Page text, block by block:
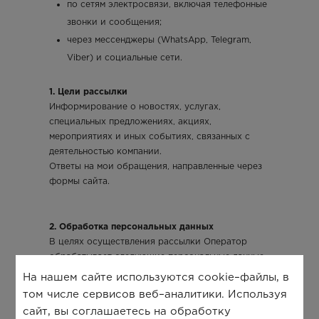
по сетям электросвязи, включая телефонные
звонки и сообщения;
через мессенджеры (WhatsApp, Telegram,
Viber) и социальные сети.
1. Цели рассылки
Информирование о новостях, услугах,
специальных предложениях, акциях,
мероприятиях и иных событиях, связанных с
деятельностью компании.
Ответы на мои обращения, направленные через
формы сайта.
2. Обработка персональных данных
В целях осуществления рассылки Оператор
обрабатывает следующие персональные данные,
предоставленные мной:
На нашем сайте используются cookie–файлы, в
том числе сервисов веб–аналитики. Используя
сайт, вы соглашаетесь на обработку